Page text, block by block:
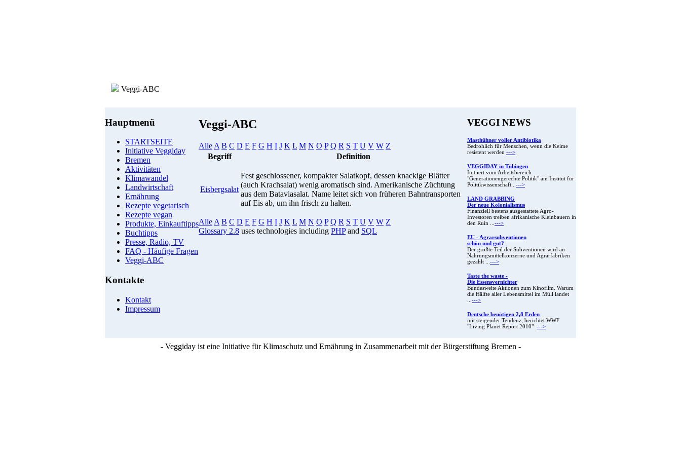
Veggi-ABC
Hauptmenü
STARTSEITE
Initiative Veggiday
Bremen
Aktivitäten
Klimawandel
Landwirtschaft
Ernährung
Rezepte vegetarisch
Rezepte vegan
Produkte, Einkauftipps
Buchtipps
Presse, Radio, TV
FAQ - Häufige Fragen
Veggi-ABC
Kontakte
Kontakt
Impressum
Veggi-ABC
Alle A B C D E F G H I J K L M N O P Q R S T U V W Z
Begriff
Definition
Eisbergsalat
Fest geschlossener, kompakter Salatkopf, dessen knackige Blätter
(auch Krachsalat) wenig aromatisch sind. Amerikanische Züchtung
aus dem Bataviasalat. Name leitet sich von früheren Bahntransporten
auf Eis ab, um ihn frisch zu halten.
Alle A B C D E F G H I J K L M N O P Q R S T U V W Z
Glossary 2.8 uses technologies including PHPand SQL
VEGGI NEWS
Masthühner voller Antibiotika
Bedrohlich für Menschen, wenn die Keime
resistent werden --->
VEGGIDAY in Tübingen
Initiiert vom Arbeitsbereich
"Generationengerechte Politik" am Institut für
Politikwissenschaft...--->
LAND GRABBING
Der neue Kolonialismus
Finanziell bestens ausgestattete Agro-
Investoren treiben afrikanische Kleinbauern in
den Ruin ...--->
EU - Agrarsubventionen
schön und gut?
Der größte Teil der Subventionen wird an
Nahrungsmittelkonzerne und Agrarfabriken
gezahlt ...--->
Taste the waste -
Die Essensvernichter
Bundesweite Aktionen zum Kinofilm. Warum
die Hälfte aller Lebensmittel im Müll landet
...--->
Deutsche benötigen 2,8 Erden
mit steigender Tendenz, berichtet WWF
"Living Planet Report 2010" --->
- Veggiday ist eine Initiative für Klimaschutz und Ernährung in Zusammenarbeit mit der Bürgerstiftung Bremen -